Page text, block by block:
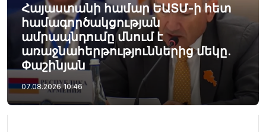
Հայաստանի համար ԵԱՏՄ-ի հետ
համագործակցության
ամրապնդումը մնում է
առաջնահերթություններից մեկը.
Փաշինյան
07.08.2026 10:46